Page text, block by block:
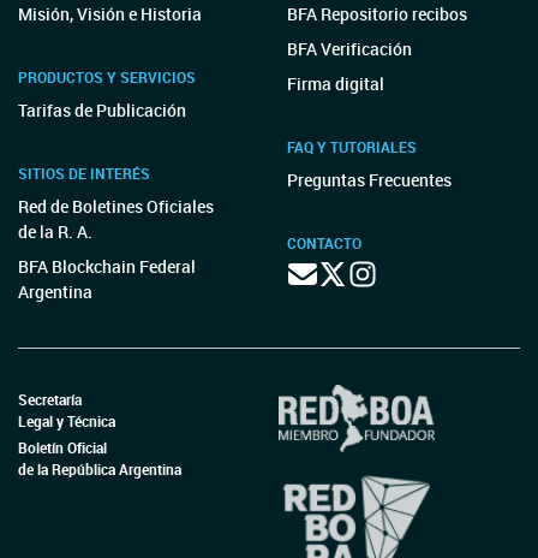
Misión, Visión e Historia
PRODUCTOS Y SERVICIOS
Tarifas de Publicación
SITIOS DE INTERÉS
Red de Boletines Oficiales
de la R. A.
BFA Blockchain Federal
Argentina
BFA Repositorio recibos
BFA Verificación
Firma digital
FAQ Y TUTORIALES
Preguntas Frecuentes
CONTACTO
Secretaría
Legal y Técnica
Boletín Oficial
de la República Argentina